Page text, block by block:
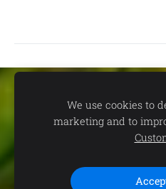
dāvanu un suvenīru veikals
15.00 | Svētdienās un svētku
29102646
We use cookies to
marketing and to